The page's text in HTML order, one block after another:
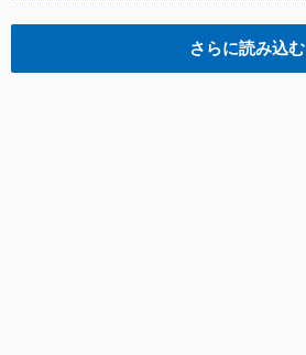
さらに読み込む